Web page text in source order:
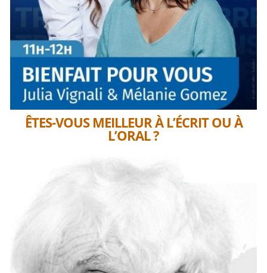
ÊTES-VOUS MEILLEUR À L’ÉCRIT OU À
L’ORAL ?